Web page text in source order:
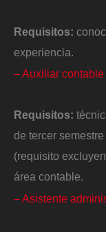
Requisitos:
experiencia.
– Auxiliar contable
Requisitos:
de tercer
(requisito
área contable.
– Asistente